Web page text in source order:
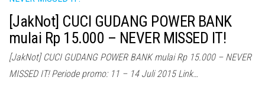
[JakNot] CUCI GUDANG POWER BANK
mulai Rp 15.000 – NEVER MISSED IT!
[JakNot] CUCI GUDANG POWER BANK mulai Rp 15.000 – NEVER
MISSED IT! Periode promo: 11 – 14 Juli 2015 Link…